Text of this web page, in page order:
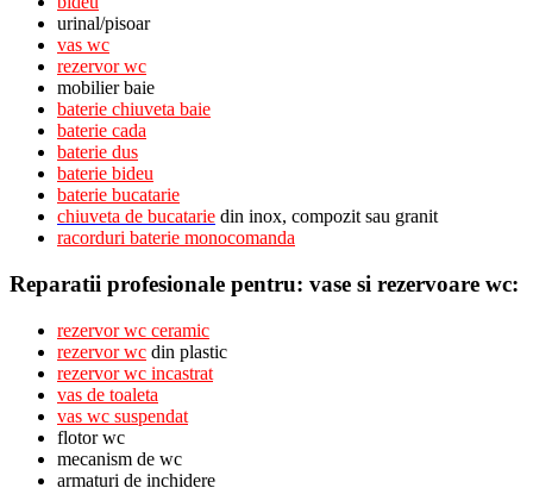
urinal/pisoar
vas wc
rezervor wc
mobilier baie
baterie chiuveta baie
baterie cada
baterie dus
baterie bideu
baterie bucatarie
chiuveta de bucatarie din inox, compozit sau granit
racorduri baterie monocomanda
Reparatii profesionale pentru: vase si rezervoare wc:
rezervor wc ceramic
rezervor wc din plastic
rezervor wc incastrat
vas de toaleta
vas wc suspendat
flotor wc
mecanism de wc
armaturi de inchidere